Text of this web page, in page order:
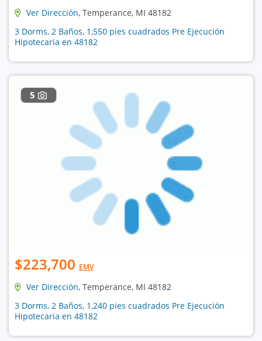
Ver Dirección, Temperance, MI 48182
3 Dorms, 2 Baños, 1,550 pies cuadrados Pre Ejecución
Hipotecaria en 48182
5
$223,700 EMV
Ver Dirección, Temperance, MI 48182
3 Dorms, 2 Baños, 1,240 pies cuadrados Pre Ejecución
Hipotecaria en 48182